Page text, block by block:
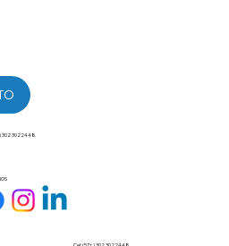
302 3022448
Cel: (57+) 302 3022448